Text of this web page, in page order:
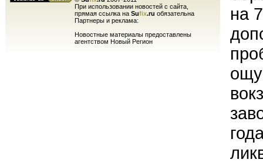
При использовании новостей с сайта,
прямая ссылка на Sufix.ru обязательна
Партнеры и реклама:
Новостные материалы предоставлены
агентством Новый Регион
на